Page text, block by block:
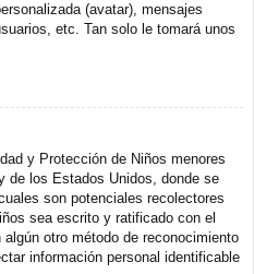
(avatar), mensajes
etc. Tan solo le tomará unos
y Protección de Niños menores
de los Estados Unidos, donde se
son potenciales recolectores
sea escrito y ratificado con el
otro método de reconocimiento
información personal identificable